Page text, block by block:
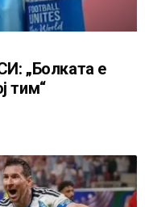
„Болката е
тим“